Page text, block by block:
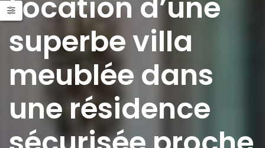
Location d’une
superbe villa
meublée dans
une résidence